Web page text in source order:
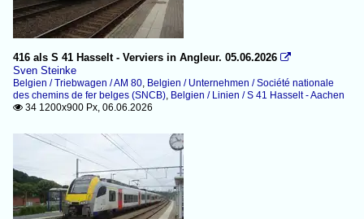
416 als S 41 Hasselt - Verviers in Angleur. 05.06.2026 
Sven Steinke
Belgien / Triebwagen / AM 80, Belgien / Unternehmen / Société nationale
des chemins de fer belges (SNCB), Belgien / Linien / S 41 Hasselt - Aachen
 34 1200x900 Px, 06.06.2026